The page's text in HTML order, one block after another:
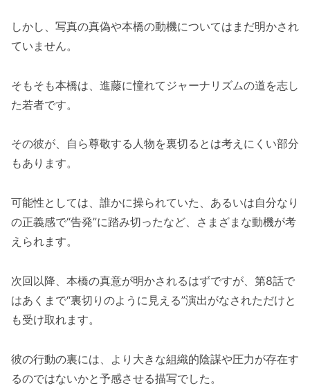
しかし、写真の真偽や本橋の動機についてはまだ明かされ
ていません。
そもそも本橋は、進藤に憧れてジャーナリズムの道を志し
た若者です。
その彼が、自ら尊敬する人物を裏切るとは考えにくい部分
もあります。
可能性としては、誰かに操られていた、あるいは自分なり
の正義感で“告発”に踏み切ったなど、さまざまな動機が考
えられます。
次回以降、本橋の真意が明かされるはずですが、第8話で
はあくまで“裏切りのように見える”演出がなされただけと
も受け取れます。
彼の行動の裏には、より大きな組織的陰謀や圧力が存在す
るのではないかと予感させる描写でした。